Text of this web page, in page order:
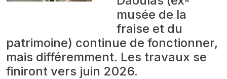
musée de la
fraise et du
patrimoine) continue de fonctionner,
mais différemment. Les travaux se
finiront vers juin 2026.